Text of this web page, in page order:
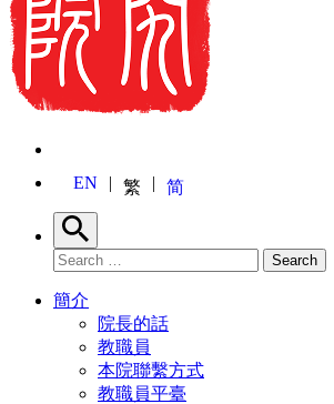
EN 繁 简
Search
Search for: Search
簡介
院長的話
教職員
本院聯繫方式
教職員平臺